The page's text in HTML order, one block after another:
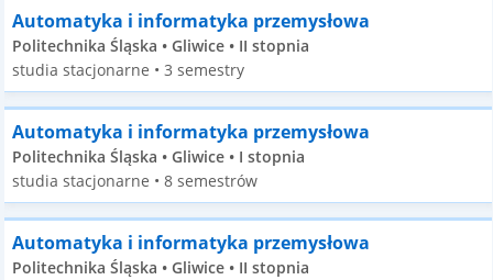
Automatyka i informatyka przemysłowa
Politechnika Śląska • Gliwice • II stopnia
studia stacjonarne • 3 semestry
Automatyka i informatyka przemysłowa
Politechnika Śląska • Gliwice • I stopnia
studia stacjonarne • 8 semestrów
Automatyka i informatyka przemysłowa
Politechnika Śląska • Gliwice • II stopnia